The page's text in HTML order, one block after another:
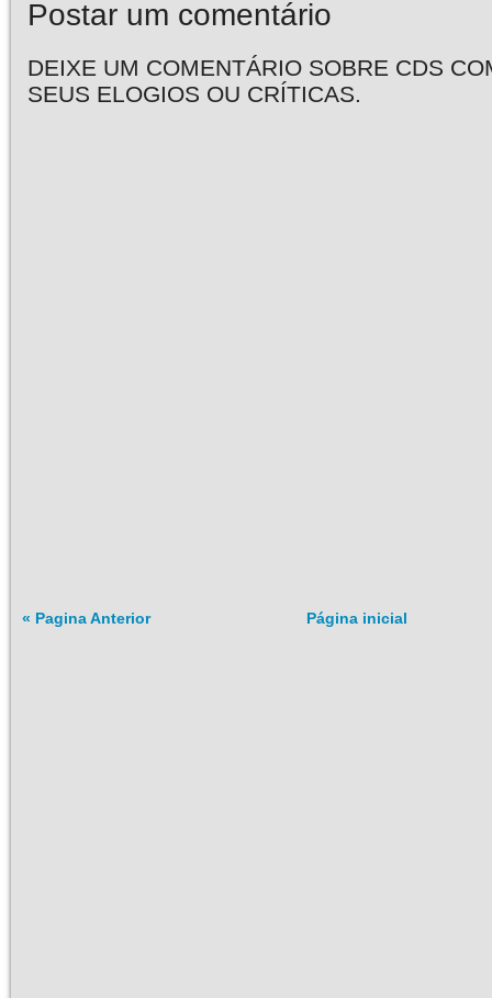
Postar um comentário
DEIXE UM COMENTÁRIO SOBRE CDS
SEUS ELOGIOS OU CRÍTICAS.
« Pagina Anterior Página inicial